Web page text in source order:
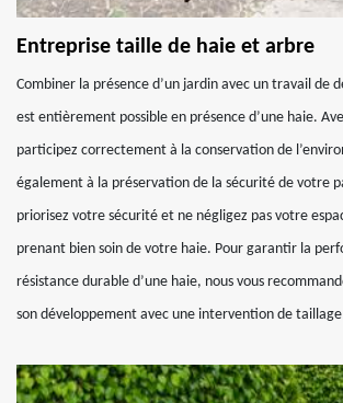
Entreprise taille de haie et arbre
Combiner la présence d’un jardin avec un travail de
est entièrement possible en présence d’une haie.
participez correctement à la conservation de
également à la préservation de la sécurité de votre
priorisez votre sécurité et ne négligez pas votre
prenant bien soin de votre haie. Pour garantir la
résistance durable d’une haie, nous vous
son développement avec une intervention de